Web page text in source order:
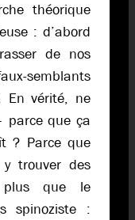
théorique
: d’abord
de nos
semblants
En vérité, ne
parce que ça
? Parce que
trouver des
plus que le
spinoziste :